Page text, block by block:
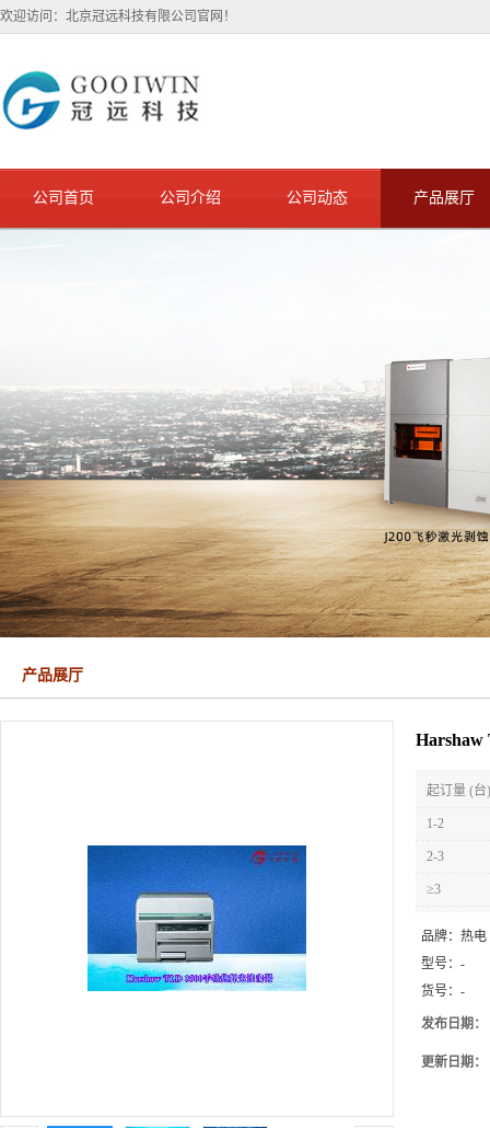
欢迎访问：北京冠远科技有限公司官网！
公司首页 公司介绍 公司动态 产品展厅
产品展厅
Harshaw
起订量 (台)
1-2
2-3
≥3
品牌： 热电
型号： -
货号： -
发布日期：
更新日期：